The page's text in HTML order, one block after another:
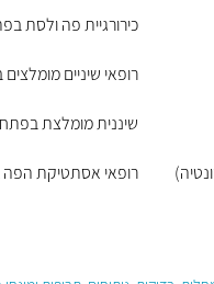
כירורגיית פה ולסת
רופאי שיניים
שיננית מומלצת
רופאי אסתטיקת